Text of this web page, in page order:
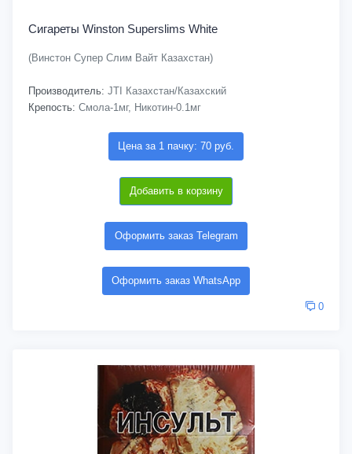
Сигареты Winston Superslims White
(Винстон Супер Слим Вайт Казахстан)
Производитель: JTI Казахстан/Казахский
Крепость: Смола-1мг, Никотин-0.1мг
Цена за 1 пачку: 70 руб.
Добавить в корзину
Оформить заказ Telegram
Оформить заказ WhatsApp
0